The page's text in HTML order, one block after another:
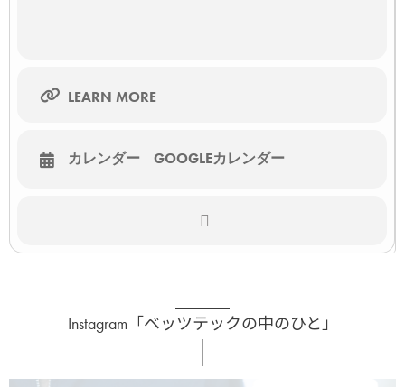
LEARN MORE
カレンダー GOOGLEカレンダー
Instagram「ベッツテックの中のひと」